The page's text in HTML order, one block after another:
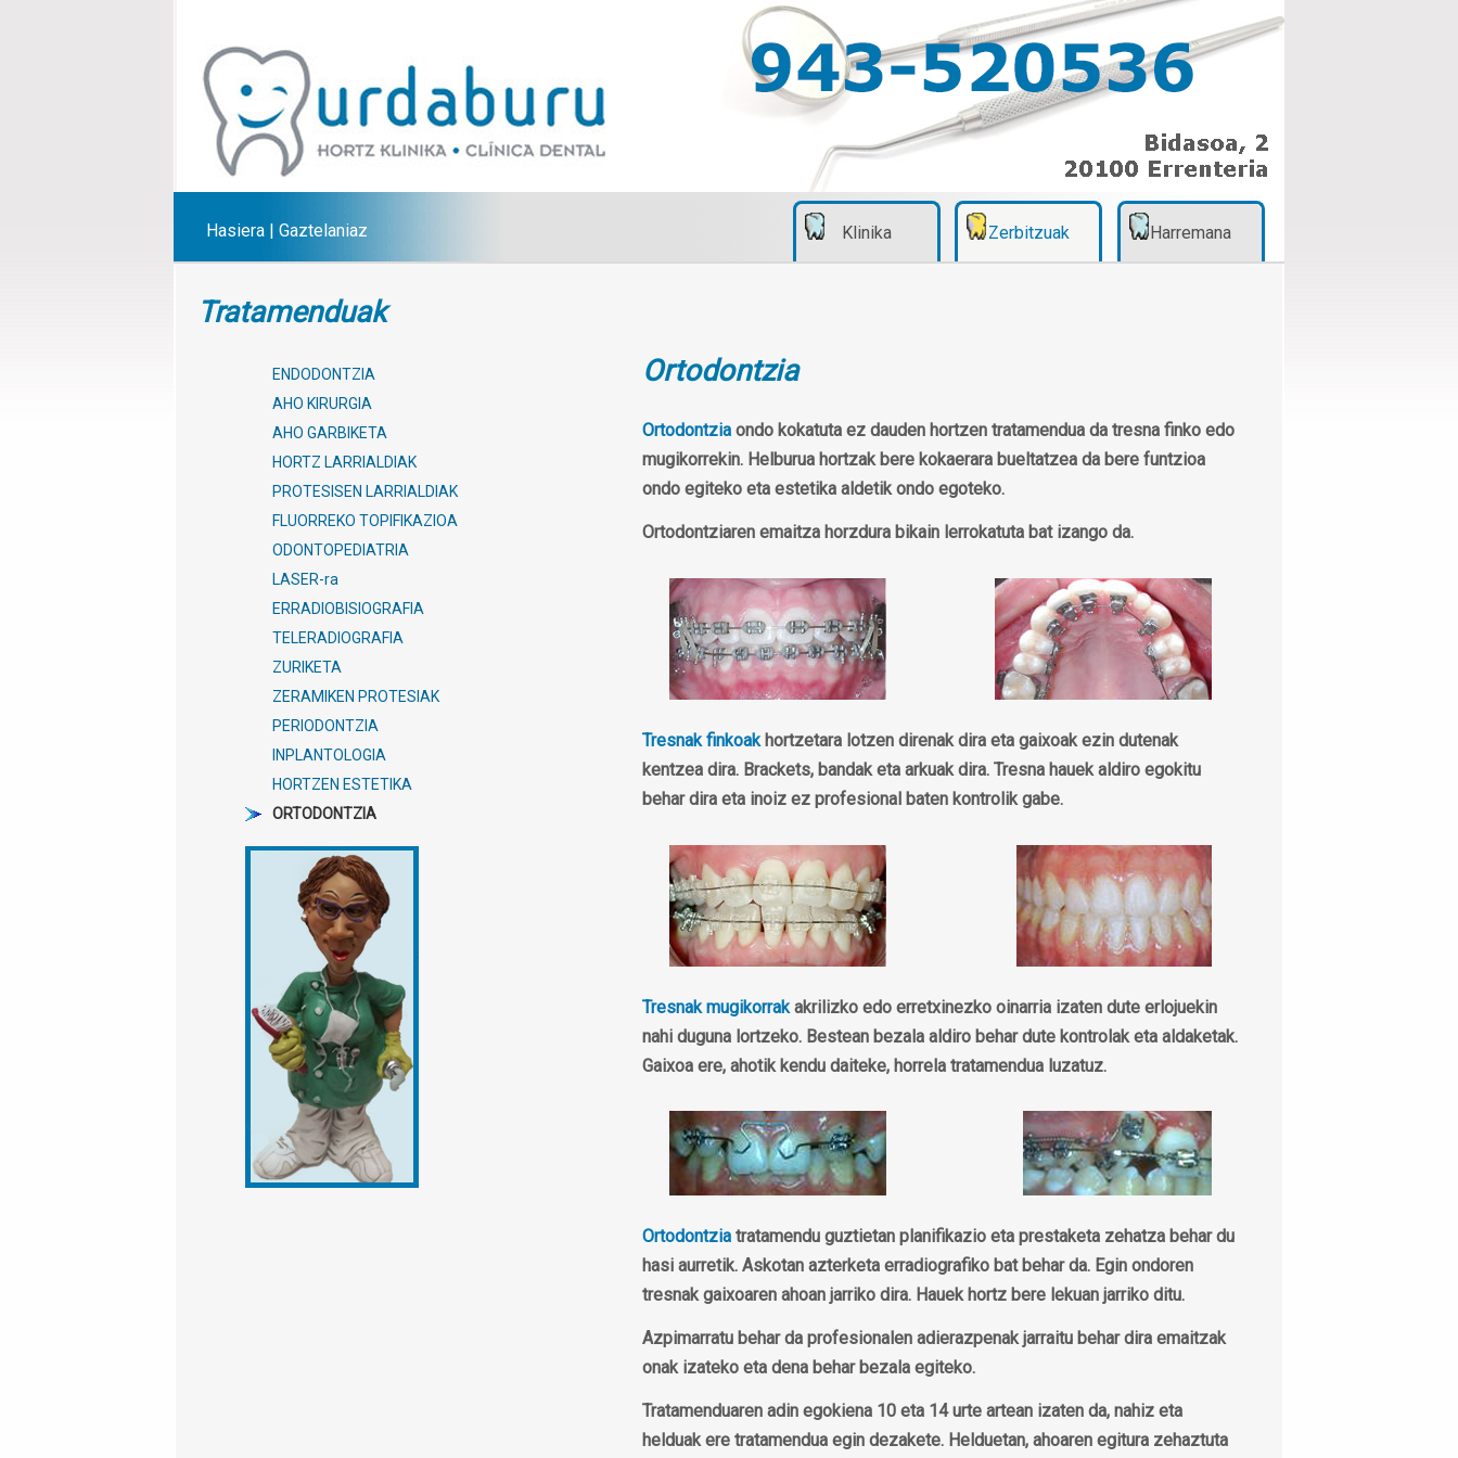
Hasiera |Gaztelaniaz Klinika Zerbitzuak Harremana
Tratamenduak
ENDODONTZIA
AHO KIRURGIA
AHO GARBIKETA
HORTZ LARRIALDIAK
PROTESISEN LARRIALDIAK
FLUORREKO TOPIFIKAZIOA
ODONTOPEDIATRIA
LASER-ra
ERRADIOBISIOGRAFIA
TELERADIOGRAFIA
ZURIKETA
ZERAMIKEN PROTESIAK
PERIODONTZIA
INPLANTOLOGIA
HORTZEN ESTETIKA
ORTODONTZIA
Ortodontzia
Ortodontzia ondo kokatuta ez dauden hortzen tratamendua da tresna finko edo
mugikorrekin. Helburua hortzak bere kokaerara bueltatzea da bere funtzioa
ondo egiteko eta estetika aldetik ondo egoteko.
Ortodontziaren emaitza horzdura bikain lerrokatuta bat izango da.
Tresnak finkoak hortzetara lotzen direnak dira eta gaixoak ezin dutenak
kentzea dira. Brackets, bandak eta arkuak dira. Tresna hauek aldiro egokitu
behar dira eta inoiz ez profesional baten kontrolik gabe.
Tresnak mugikorrak akrilizko edo erretxinezko oinarria izaten dute erlojuekin
nahi duguna lortzeko. Bestean bezala aldiro behar dute kontrolak eta aldaketak.
Gaixoa ere, ahotik kendu daiteke, horrela tratamendua luzatuz.
Ortodontzia tratamendu guztietan planifikazio eta prestaketa zehatza behar du
hasi aurretik. Askotan azterketa erradiografiko bat behar da. Egin ondoren
tresnak gaixoaren ahoan jarriko dira. Hauek hortz bere lekuan jarriko ditu.
Azpimarratu behar da profesionalen adierazpenak jarraitu behar dira emaitzak
onak izateko eta dena behar bezala egiteko.
Tratamenduaren adin egokiena 10 eta 14 urte artean izaten da, nahiz eta
helduak ere tratamendua egin dezakete. Helduetan, ahoaren egitura zehaztuta